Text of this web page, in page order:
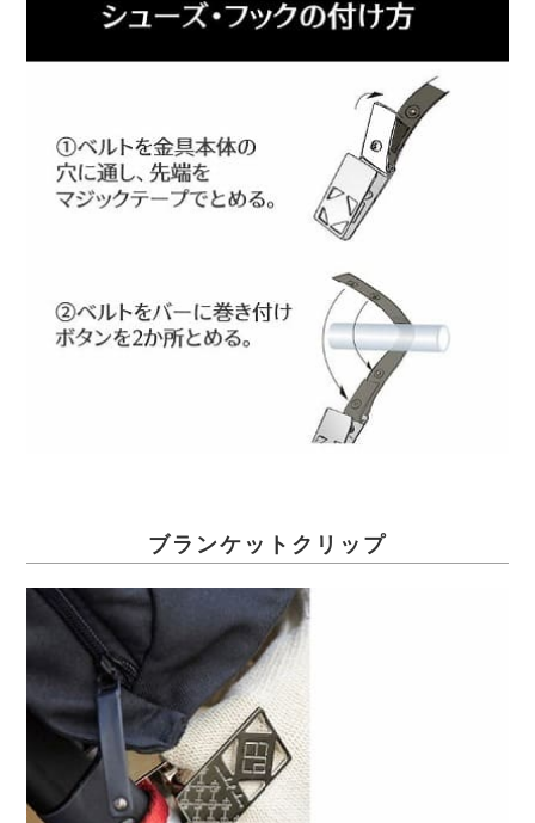
ブランケットクリップ